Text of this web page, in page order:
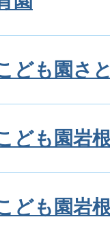
ども園さ
ども園岩
ども園岩